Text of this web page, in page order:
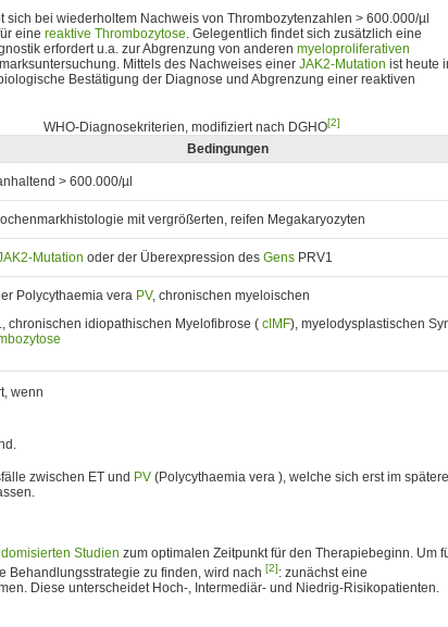
sich bei wiederholtem Nachweis von Thrombozytenzahlen > 600.000/µl
eine reaktive Thrombozytose. Gelegentlich findet sich zusätzlich eine
erfordert u.a. zur Abgrenzung von anderen myeloproliferativen
Mittels des Nachweises einer JAK2-Mutation ist heute
Bestätigung der Diagnose und Abgrenzung einer reaktiven
WHO-Diagnosekriterien, modifiziert nach DGHO[2]
Bedingungen
> 600.000/µl
mit vergrößerten, reifen Megakaryozyten
Mutation oder der Überexpression des Gens PRV1
Polycythaemia vera PV, chronischen myeloischen
chronischen idiopathischen Myelofibrose ( cIMF), myelodysplastischen
wenn
zwischen ET und PV (Polycythaemia vera ), welche sich erst im
Studien zum optimalen Zeitpunkt für den Therapiebeginn. Um
Behandlungsstrategie zu finden, wird nach [2]: zunächst eine
Diese unterscheidet Hoch-, Intermediär- und Niedrig-Risikopatienten.